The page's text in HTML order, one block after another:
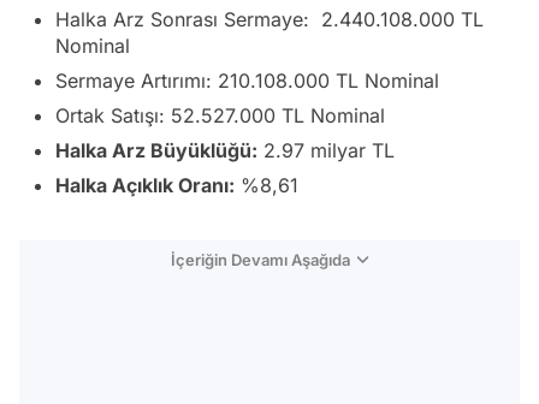
Halka Arz Sonrası Sermaye: 2.440.108.000 TL
Nominal
Sermaye Artırımı: 210.108.000 TL Nominal
Ortak Satışı: 52.527.000 TL Nominal
Halka Arz Büyüklüğü: 2.97 milyar TL
Halka Açıklık Oranı: %8,61
İçeriğin Devamı Aşağıda